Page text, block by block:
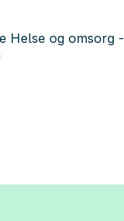
Helse og omsorg -